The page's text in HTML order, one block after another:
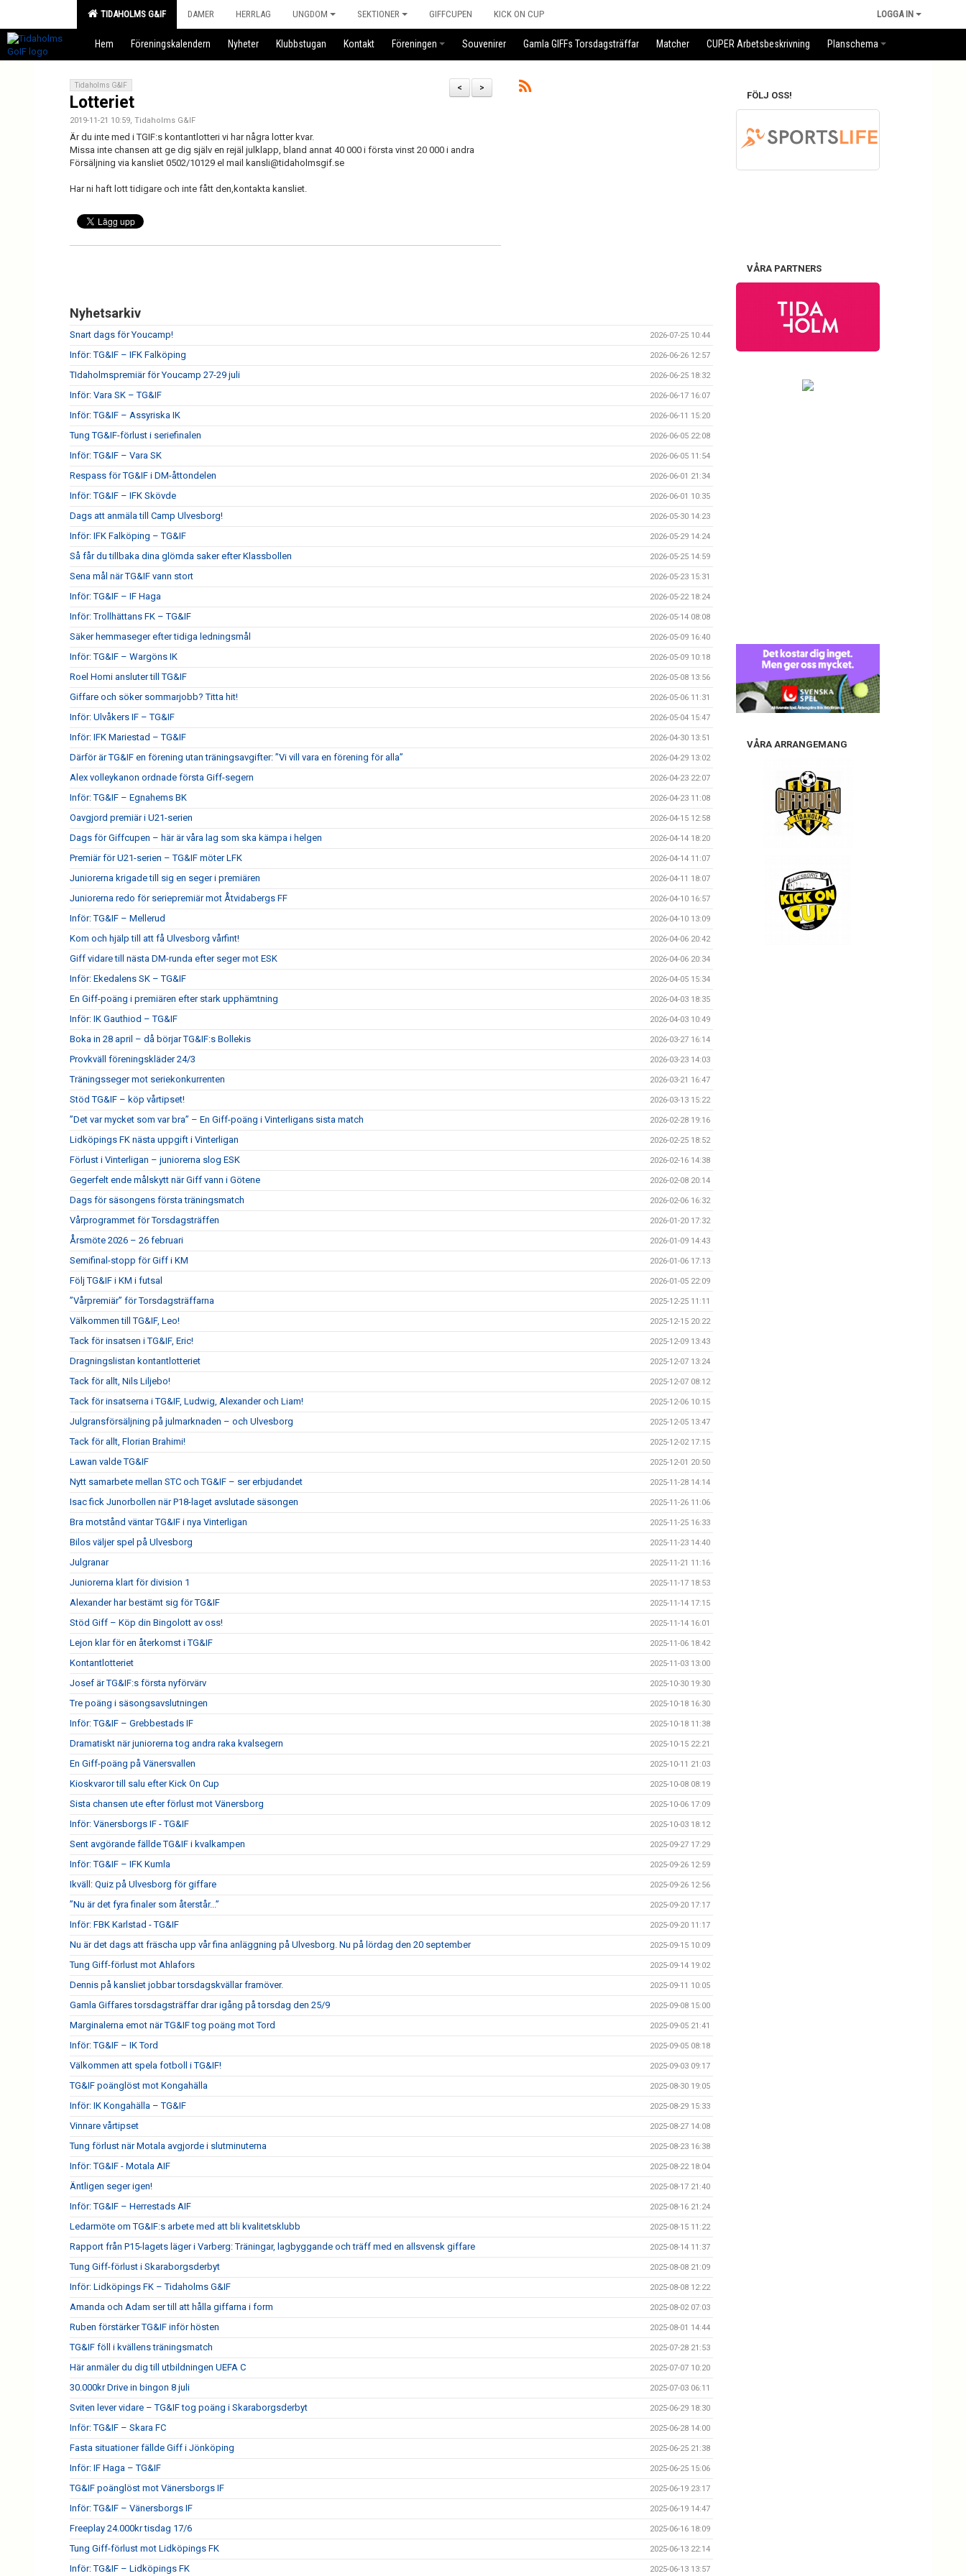
TIDAHOLMS G&IF DAMER HERRLAG UNGDOM SEKTIONER GIFFCUPEN KICK ON CUP LOGGA IN
Hem Föreningskalendern Nyheter Klubbstugan Kontakt Föreningen Souvenirer Gamla GIFFs Torsdagsträffar Matcher CUPER Arbetsbeskrivning Planschema
>
<
Tidaholms G&IF
Lotteriet
2019-11-21 10:59, Tidaholms G&IF
Är du inte med i TGIF:s kontantlotteri vi har några lotter kvar.
Missa inte chansen att ge dig själv en rejäl julklapp, bland annat 40 000 i första vinst 20 000 i andra
Försäljning via kansliet 0502/10129 el mail kansli@tidaholmsgif.se
Har ni haft lott tidigare och inte fått den,kontakta kansliet.
Nyhetsarkiv
Snart dags för Youcamp! 2026-07-25 10:44
Inför: TG&IF – IFK Falköping 2026-06-26 12:57
TIdaholmspremiär för Youcamp 27-29 juli 2026-06-25 18:32
Inför: Vara SK – TG&IF 2026-06-17 16:07
Inför: TG&IF – Assyriska IK 2026-06-11 15:20
Tung TG&IF-förlust i seriefinalen 2026-06-05 22:08
Inför: TG&IF – Vara SK 2026-06-05 11:54
Respass för TG&IF i DM-åttondelen 2026-06-01 21:34
Inför: TG&IF – IFK Skövde 2026-06-01 10:35
Dags att anmäla till Camp Ulvesborg! 2026-05-30 14:23
Inför: IFK Falköping – TG&IF 2026-05-29 14:24
Så får du tillbaka dina glömda saker efter Klassbollen 2026-05-25 14:59
Sena mål när TG&IF vann stort 2026-05-23 15:31
Inför: TG&IF – IF Haga 2026-05-22 18:24
Inför: Trollhättans FK – TG&IF 2026-05-14 08:08
Säker hemmaseger efter tidiga ledningsmål 2026-05-09 16:40
Inför: TG&IF – Wargöns IK 2026-05-09 10:18
Roel Homi ansluter till TG&IF 2026-05-08 13:56
Giffare och söker sommarjobb? Titta hit! 2026-05-06 11:31
Inför: Ulvåkers IF – TG&IF 2026-05-04 15:47
Inför: IFK Mariestad – TG&IF 2026-04-30 13:51
Därför är TG&IF en förening utan träningsavgifter: ”Vi vill vara en förening för alla” 2026-04-29 13:02
Alex volleykanon ordnade första Giff-segern 2026-04-23 22:07
Inför: TG&IF – Egnahems BK 2026-04-23 11:08
Oavgjord premiär i U21-serien 2026-04-15 12:58
Dags för Giffcupen – här är våra lag som ska kämpa i helgen 2026-04-14 18:20
Premiär för U21-serien – TG&IF möter LFK 2026-04-14 11:07
Juniorerna krigade till sig en seger i premiären 2026-04-11 18:07
Juniorerna redo för seriepremiär mot Åtvidabergs FF 2026-04-10 16:57
Inför: TG&IF – Mellerud 2026-04-10 13:09
Kom och hjälp till att få Ulvesborg vårfint! 2026-04-06 20:42
Giff vidare till nästa DM-runda efter seger mot ESK 2026-04-06 20:34
Inför: Ekedalens SK – TG&IF 2026-04-05 15:34
En Giff-poäng i premiären efter stark upphämtning 2026-04-03 18:35
Inför: IK Gauthiod – TG&IF 2026-04-03 10:49
Boka in 28 april – då börjar TG&IF:s Bollekis 2026-03-27 16:14
Provkväll föreningskläder 24/3 2026-03-23 14:03
Träningsseger mot seriekonkurrenten 2026-03-21 16:47
Stöd TG&IF – köp vårtipset! 2026-03-13 15:22
”Det var mycket som var bra” – En Giff-poäng i Vinterligans sista match 2026-02-28 19:16
Lidköpings FK nästa uppgift i Vinterligan 2026-02-25 18:52
Förlust i Vinterligan – juniorerna slog ESK 2026-02-16 14:38
Gegerfelt ende målskytt när Giff vann i Götene 2026-02-08 20:14
Dags för säsongens första träningsmatch 2026-02-06 16:32
Vårprogrammet för Torsdagsträffen 2026-01-20 17:32
Årsmöte 2026 – 26 februari 2026-01-09 14:43
Semifinal-stopp för Giff i KM 2026-01-06 17:13
Följ TG&IF i KM i futsal 2026-01-05 22:09
”Vårpremiär” för Torsdagsträffarna 2025-12-25 11:11
Välkommen till TG&IF, Leo! 2025-12-15 20:22
Tack för insatsen i TG&IF, Eric! 2025-12-09 13:43
Dragningslistan kontantlotteriet 2025-12-07 13:24
Tack för allt, Nils Liljebo! 2025-12-07 08:12
Tack för insatserna i TG&IF, Ludwig, Alexander och Liam! 2025-12-06 10:15
Julgransförsäljning på julmarknaden – och Ulvesborg 2025-12-05 13:47
Tack för allt, Florian Brahimi! 2025-12-02 17:15
Lawan valde TG&IF 2025-12-01 20:50
Nytt samarbete mellan STC och TG&IF – ser erbjudandet 2025-11-28 14:14
Isac fick Junorbollen när P18-laget avslutade säsongen 2025-11-26 11:06
Bra motstånd väntar TG&IF i nya Vinterligan 2025-11-25 16:33
Bilos väljer spel på Ulvesborg 2025-11-23 14:40
Julgranar 2025-11-21 11:16
Juniorerna klart för division 1 2025-11-17 18:53
Alexander har bestämt sig för TG&IF 2025-11-14 17:15
Stöd Giff – Köp din Bingolott av oss! 2025-11-14 16:01
Lejon klar för en återkomst i TG&IF 2025-11-06 18:42
Kontantlotteriet 2025-11-03 13:00
Josef är TG&IF:s första nyförvärv 2025-10-30 19:30
Tre poäng i säsongsavslutningen 2025-10-18 16:30
Inför: TG&IF – Grebbestads IF 2025-10-18 11:38
Dramatiskt när juniorerna tog andra raka kvalsegern 2025-10-15 22:21
En Giff-poäng på Vänersvallen 2025-10-11 21:03
Kioskvaror till salu efter Kick On Cup 2025-10-08 08:19
Sista chansen ute efter förlust mot Vänersborg 2025-10-06 17:09
Inför: Vänersborgs IF - TG&IF 2025-10-03 18:12
Sent avgörande fällde TG&IF i kvalkampen 2025-09-27 17:29
Inför: TG&IF – IFK Kumla 2025-09-26 12:59
Ikväll: Quiz på Ulvesborg för giffare 2025-09-26 12:56
”Nu är det fyra finaler som återstår...” 2025-09-20 17:17
Inför: FBK Karlstad - TG&IF 2025-09-20 11:17
Nu är det dags att fräscha upp vår fina anläggning på Ulvesborg. Nu på lördag den 20 september 2025-09-15 10:09
Tung Giff-förlust mot Ahlafors 2025-09-14 19:02
Dennis på kansliet jobbar torsdagskvällar framöver. 2025-09-11 10:05
Gamla Giffares torsdagsträffar drar igång på torsdag den 25/9 2025-09-08 15:00
Marginalerna emot när TG&IF tog poäng mot Tord 2025-09-05 21:41
Inför: TG&IF – IK Tord 2025-09-05 08:18
Välkommen att spela fotboll i TG&IF! 2025-09-03 09:17
TG&IF poänglöst mot Kongahälla 2025-08-30 19:05
Inför: IK Kongahälla – TG&IF 2025-08-29 15:33
Vinnare vårtipset 2025-08-27 14:08
Tung förlust när Motala avgjorde i slutminuterna 2025-08-23 16:38
Inför: TG&IF - Motala AIF 2025-08-22 18:04
Äntligen seger igen! 2025-08-17 21:40
Inför: TG&IF – Herrestads AIF 2025-08-16 21:24
Ledarmöte om TG&IF:s arbete med att bli kvalitetsklubb 2025-08-15 11:22
Rapport från P15-lagets läger i Varberg: Träningar, lagbyggande och träff med en allsvensk giffare 2025-08-14 11:37
Tung Giff-förlust i Skaraborgsderbyt 2025-08-08 21:09
Inför: Lidköpings FK – Tidaholms G&IF 2025-08-08 12:22
Amanda och Adam ser till att hålla giffarna i form 2025-08-02 07:03
Ruben förstärker TG&IF inför hösten 2025-08-01 14:44
TG&IF föll i kvällens träningsmatch 2025-07-28 21:53
Här anmäler du dig till utbildningen UEFA C 2025-07-07 10:20
30.000kr Drive in bingon 8 juli 2025-07-03 06:11
Sviten lever vidare – TG&IF tog poäng i Skaraborgsderbyt 2025-06-29 18:30
Inför: TG&IF – Skara FC 2025-06-28 14:00
Fasta situationer fällde Giff i Jönköping 2025-06-25 21:38
Inför: IF Haga – TG&IF 2025-06-25 15:06
TG&IF poänglöst mot Vänersborgs IF 2025-06-19 23:17
Inför: TG&IF – Vänersborgs IF 2025-06-19 14:47
Freeplay 24.000kr tisdag 17/6 2025-06-16 18:09
Tung Giff-förlust mot Lidköpings FK 2025-06-13 22:14
Inför: TG&IF – Lidköpings FK 2025-06-13 13:57
FÖLJ OSS!
VÅRA PARTNERS
VÅRA ARRANGEMANG